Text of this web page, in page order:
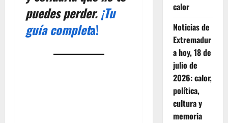
puedes perder.¡Tu
guía completa!
calor
Noticias de
Extremadur
a hoy, 18 de
julio de
2026: calor,
política,
cultura y
memoria